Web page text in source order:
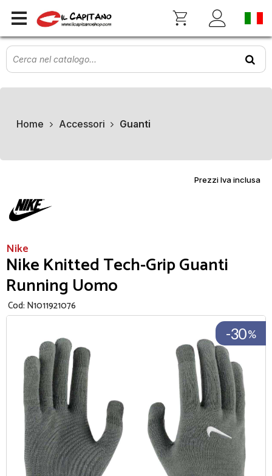
Home Accessori Guanti
Prezzi Iva inclusa
Nike
Nike Knitted Tech-Grip Guanti
Running Uomo
Cod: N1011921076
-30%